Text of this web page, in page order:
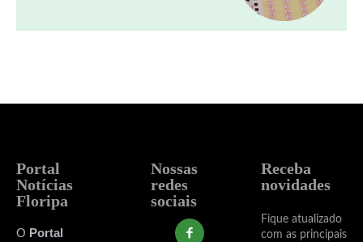
Portal
Notícias
Floripa
O Portal
Nossas
redes
sociais
Receba
novidades
Fique atualizado
com as principais